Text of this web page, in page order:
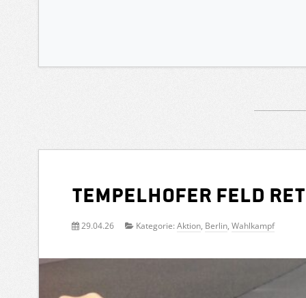
Tempelhofer Feld
29.04.26 Kategorie: Aktion, Berlin, Wahlkampf